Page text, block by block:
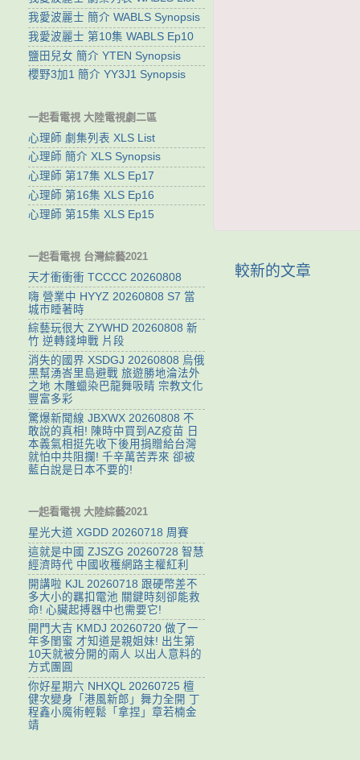
較新的文章
我愛波麗士 簡介 WABLS Synopsis
我愛波麗士 第10集 WABLS Ep10
鹽田兒女 簡介 YTEN Synopsis
櫻野3加1 簡介 YY3J1 Synopsis
一起看電視 大陸電視劇二區
心理師 劇集列表 XLS List
心理師 簡介 XLS Synopsis
心理師 第17集 XLS Ep17
心理師 第16集 XLS Ep16
心理師 第15集 XLS Ep15
一起看電視 台灣綜藝2021
天才衝衝衝 TCCCC 20260808
嗨 營業中 HYYZ 20260808 S7 當
城市睡著時
綜藝玩很大 ZYWHD 20260808 新
竹 逆轉錢坤戰 片段
消失的國界 XSDGJ 20260808 烏俄
黑幫湧峇里島避戰 旅遊勝地淪法外
之地 木雕蠟染巴龍舞吸睛 宗教文化
豐富多彩
驚爆新聞線 JBXWX 20260808 不
敢說的真相! 陳時中買到AZ疫苗 日
本義氣相挺先收下後用捐贈給台灣
就怕中共阻攔! 千辛萬苦弄來 卻被
藍白說是日本不要的!
一起看電視 大陸綜藝2021
星光大道 XGDD 20260718 周賽
這就是中國 ZJSZG 20260728 智慧
經濟時代 中國收穫網路主權紅利
開講啦 KJL 20260718 跟硬幣差不
多大小的羈扣電池 關鍵時刻卻能救
命! 心臟起搏器中也需要它!
開門大吉 KMDJ 20260720 做了一
年多閨蜜 才知道是親姐妹! 出生第
10天就被分開的兩人 以出人意料的
方式團圓
你好星期六 NHXQL 20260725 檀
健次變身「港風新郎」舞力全開 丁
程鑫小魔術輕鬆「拿捏」章若楠金
靖